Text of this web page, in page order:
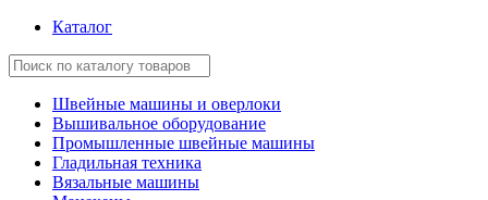
Каталог
Швейные машины и оверлоки
Вышивальное оборудование
Промышленные швейные машины
Гладильная техника
Вязальные машины